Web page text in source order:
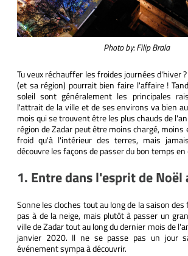
Photo by: Filip Brala
Tu veux réchauffer les froides journées d'hiver
(et sa région) pourrait bien faire l'affaire !
soleil sont généralement les principales
l'attrait de la ville et de ses environs va bien
mois qui se trouvent être les plus chauds de
région de Zadar peut être moins chargé,
froid qu'à l'intérieur des terres, mais
découvre les façons de passer du bon temps
1. Entre dans l'esprit de Noël
Sonne les cloches tout au long de la saison des
pas à de la neige, mais plutôt à passer un
ville de Zadar tout au long du dernier mois de
janvier 2020. Il ne se passe pas un jour
événement sympa à découvrir.